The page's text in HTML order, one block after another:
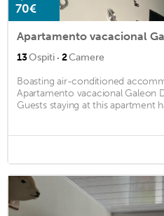
70€
Apartamento vacacional
13Ospiti · 2Camere
Boasting air-conditioned
Apartamento vacacional Galeon
Guests staying at this apartment